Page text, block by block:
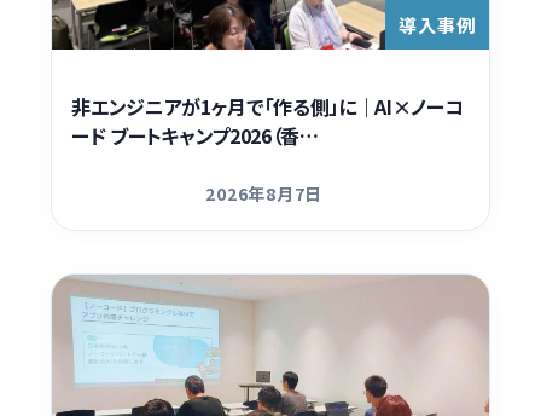
導入事例
非エンジニアが1ヶ月で「作る側」に｜AI×ノーコ
ード ブートキャンプ2026（香…
更新日
2026年8月7日